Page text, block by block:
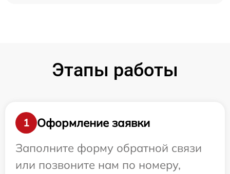
Этапы работы
1
Оформление заявки
Заполните форму обратной связи
или позвоните нам по номеру,